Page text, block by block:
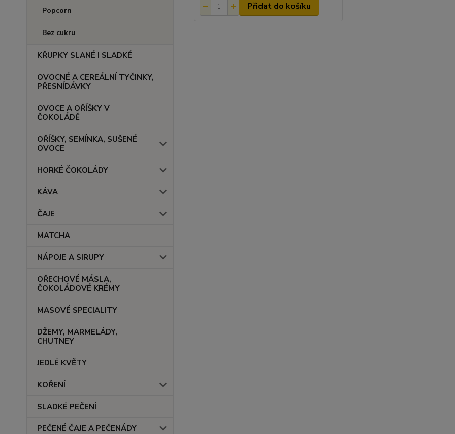
Popcorn
Bez cukru
KŘUPKY SLANÉ I SLADKÉ
OVOCNÉ A CEREÁLNÍ TYČINKY,
PŘESNÍDÁVKY
OVOCE A OŘÍŠKY V
ČOKOLÁDĚ
OŘÍŠKY, SEMÍNKA, SUŠENÉ
OVOCE
HORKÉ ČOKOLÁDY
KÁVA
ČAJE
MATCHA
NÁPOJE A SIRUPY
OŘECHOVÉ MÁSLA,
ČOKOLÁDOVÉ KRÉMY
MASOVÉ SPECIALITY
DŽEMY, MARMELÁDY,
CHUTNEY
JEDLÉ KVĚTY
KOŘENÍ
SLADKÉ PEČENÍ
PEČENÉ ČAJE A PEČENÁDY
Přidat do košíku